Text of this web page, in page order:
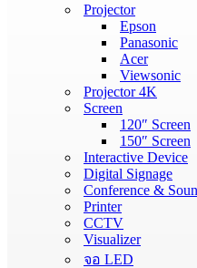
Projector
Epson
Panasonic
Acer
Viewsonic
Projector 4K
Screen
120″ Screen
150″ Screen
Interactive Device
Digital Signage
Conference &
Printer
CCTV
Visualizer
จอ LED